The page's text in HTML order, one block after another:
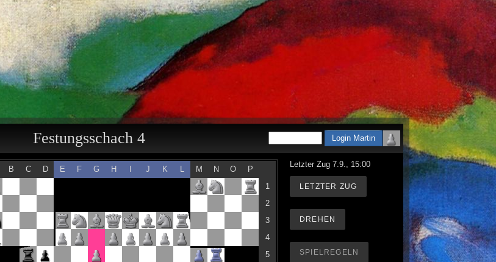
Festungsschach 4
B C D E F G H J K M N O
P
1
2
3
4
5
Letzter Zug 7.9., 15:00
LETZTER ZUG
DREHEN
SPIELREGELN